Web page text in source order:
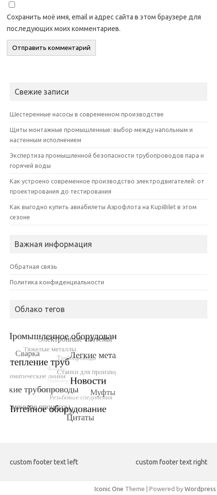
Сохранить моё имя, email и адрес сайта в этом браузере для
последующих моих комментариев.
Свежие записи
Шестеренные насосы в современном производстве
Щиты монтажные промышленные: выбор между напольным и
настенным исполнением
Экспертиза промышленной безопасности трубопроводов пара и
горячей воды
Как устроено современное производство электродвигателей: от
проектирования до тестирования
Как выгодно купить авиабилеты Аэрофлота на KupiBilet в этом
сезоне
Важная информация
Обратная связь
Политика конфиденциальности
Облако тегов
custom footer text left custom footer text right
Iconic One Theme | Powered by Wordpress